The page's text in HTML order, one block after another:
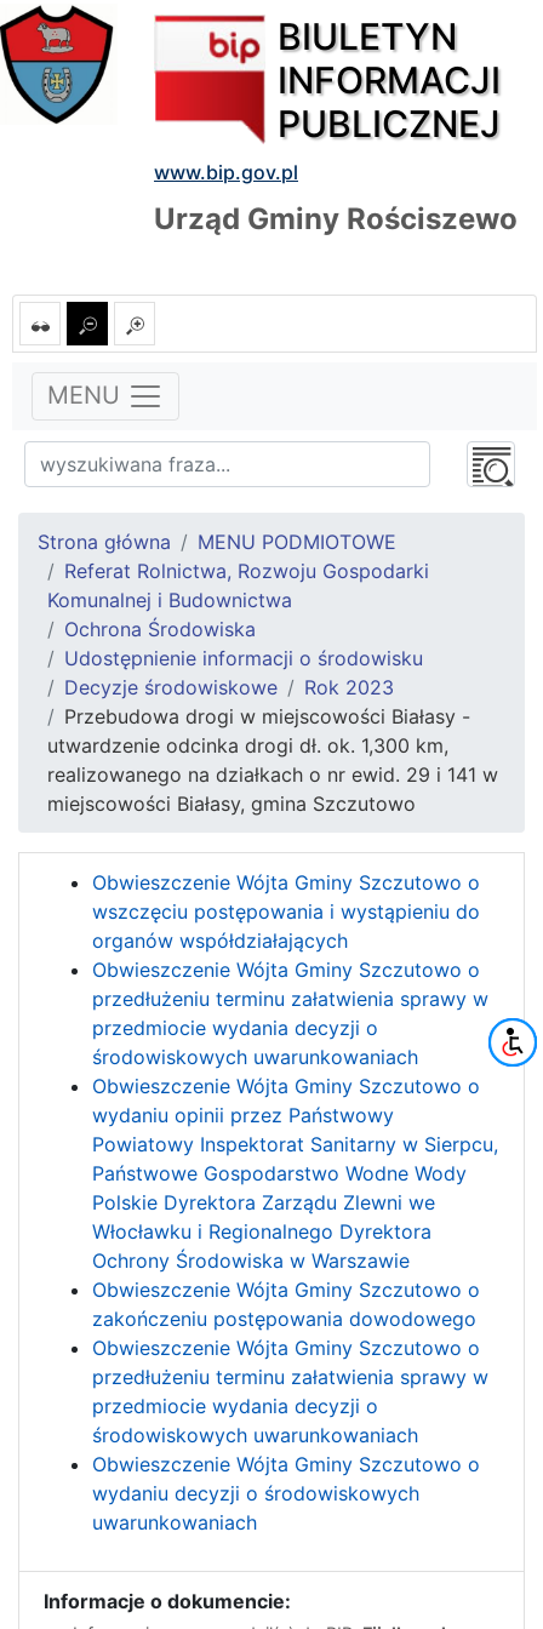
BIULETYN
INFORMACJI
PUBLICZNEJ
www.bip.gov.pl
Urząd Gminy Rościszewo
MENU
Strona główna
MENU PODMIOTOWE
Referat Rolnictwa, Rozwoju Gospodarki
Komunalnej i Budownictwa
Ochrona Środowiska
Udostępnienie informacji o środowisku
Decyzje środowiskowe
Rok 2023
Przebudowa drogi w miejscowości Białasy -
utwardzenie odcinka drogi dł. ok. 1,300 km,
realizowanego na działkach o nr ewid. 29 i 141 w
miejscowości Białasy, gmina Szczutowo
Obwieszczenie Wójta Gminy Szczutowo o
wszczęciu postępowania i wystąpieniu do
organów współdziałających
Obwieszczenie Wójta Gminy Szczutowo o
przedłużeniu terminu załatwienia sprawy w
przedmiocie wydania decyzji o
środowiskowych uwarunkowaniach
Obwieszczenie Wójta Gminy Szczutowo o
wydaniu opinii przez Państwowy
Powiatowy Inspektorat Sanitarny w Sierpcu,
Państwowe Gospodarstwo Wodne Wody
Polskie Dyrektora Zarządu Zlewni we
Włocławku i Regionalnego Dyrektora
Ochrony Środowiska w Warszawie
Obwieszczenie Wójta Gminy Szczutowo o
zakończeniu postępowania dowodowego
Obwieszczenie Wójta Gminy Szczutowo o
przedłużeniu terminu załatwienia sprawy w
przedmiocie wydania decyzji o
środowiskowych uwarunkowaniach
Obwieszczenie Wójta Gminy Szczutowo o
wydaniu decyzji o środowiskowych
uwarunkowaniach
Informacje o dokumencie: